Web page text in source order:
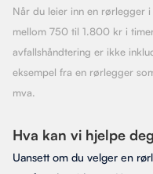
Når du leier inn en rørlegger
mellom 750 til 1.800 kr i
avfallshåndtering er ikke
eksempel fra en rørlegger
mva.
Hva kan vi hjelpe
Uansett om du velger en